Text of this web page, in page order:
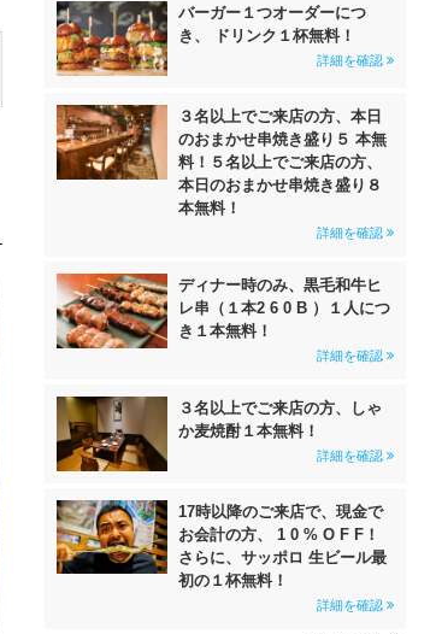
バーガー１つオーダーにつ
き、 ドリンク１杯無料！
詳細を確認
３名以上でご来店の方、本日
のおまかせ串焼き盛り５ 本無
料！５名以上でご来店の方、
本日のおまかせ串焼き盛り８
本無料！
詳細を確認
ディナー時のみ、黒毛和牛ヒ
レ串（１本2 6 0 B ）１人につ
き１本無料！
詳細を確認
３名以上でご来店の方、しゃ
か麦焼酎１本無料！
詳細を確認
17時以降のご来店で、現金で
お会計の方、 1 0 % O F F！
さらに、サッポロ 生ビール最
初の１杯無料！
詳細を確認